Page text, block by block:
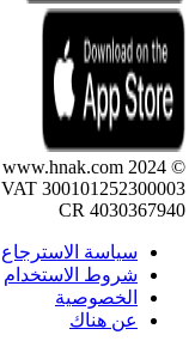
© 2024 www.hnak.com
VAT 300101252300003
CR 4030367940
سياسة الاسترجاع
شروط الاستخدام
الخصوصية
عن هناك